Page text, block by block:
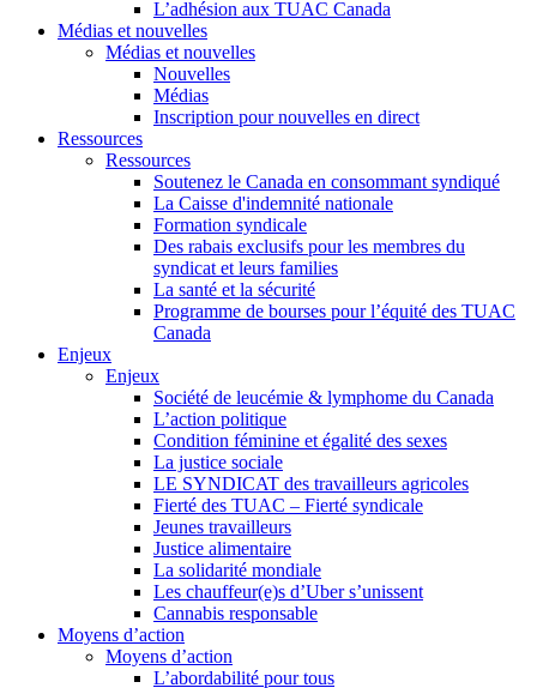
L’adhésion aux TUAC Canada
Médias et nouvelles
Médias et nouvelles
Nouvelles
Médias
Inscription pour nouvelles en direct
Ressources
Ressources
Soutenez le Canada en consommant syndiqué
La Caisse d'indemnité nationale
Formation syndicale
Des rabais exclusifs pour les membres du
syndicat et leurs families
La santé et la sécurité
Programme de bourses pour l’équité des TUAC
Canada
Enjeux
Enjeux
Société de leucémie & lymphome du Canada
L’action politique
Condition féminine et égalité des sexes
La justice sociale
LE SYNDICAT des travailleurs agricoles
Fierté des TUAC – Fierté syndicale
Jeunes travailleurs
Justice alimentaire
La solidarité mondiale
Les chauffeur(e)s d’Uber s’unissent
Cannabis responsable
Moyens d’action
Moyens d’action
L’abordabilité pour tous